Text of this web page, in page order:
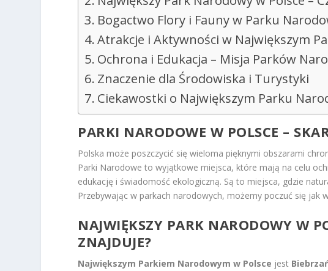
Bogactwo Flory i Fauny w Parku
Atrakcje i Aktywności w Największym
Ochrona i Edukacja – Misja Parków
Znaczenie dla Środowiska i Turystyki
Ciekawostki o Największym Parku
PARKI NARODOWE W POLSCE –
Polska może poszczycić się wieloma pięknymi obszarami
Parki Narodowe to wyjątkowe miejsca, które mają na celu
edukację i świadomość ekologiczną. Są to miejsca, gdzie
Przebywając w parkach narodowych, możemy poczuć się jak
NAJWIĘKSZY PARK NARODOWY W
ZNAJDUJE?
Największym Parkiem Narodowym w Polsce jest